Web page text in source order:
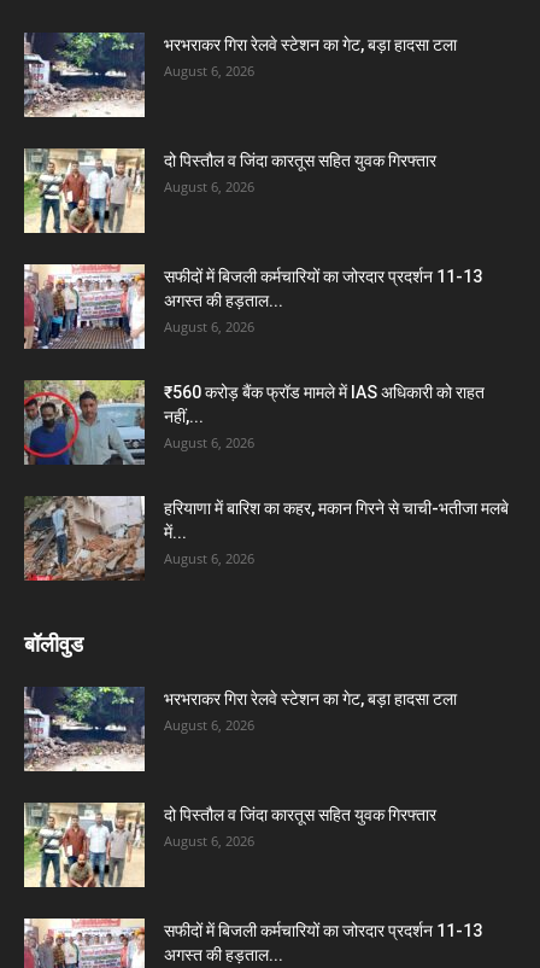
भरभराकर गिरा रेलवे स्टेशन का गेट, बड़ा हादसा टला
August 6, 2026
दो पिस्तौल व जिंदा कारतूस सहित युवक गिरफ्तार
August 6, 2026
सफीदों में बिजली कर्मचारियों का जोरदार प्रदर्शन 11-13
अगस्त की हड़ताल...
August 6, 2026
₹560 करोड़ बैंक फ्रॉड मामले में IAS अधिकारी को राहत
नहीं,...
August 6, 2026
हरियाणा में बारिश का कहर, मकान गिरने से चाची-भतीजा मलबे
में...
August 6, 2026
बॉलीवुड
भरभराकर गिरा रेलवे स्टेशन का गेट, बड़ा हादसा टला
August 6, 2026
दो पिस्तौल व जिंदा कारतूस सहित युवक गिरफ्तार
August 6, 2026
सफीदों में बिजली कर्मचारियों का जोरदार प्रदर्शन 11-13
अगस्त की हड़ताल...